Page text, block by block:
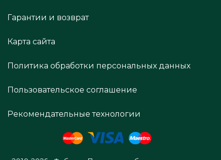
Гарантии и возврат
Карта сайта
Политика обработки персональных данных
Пользовательское соглашение
Рекомендательные технологии